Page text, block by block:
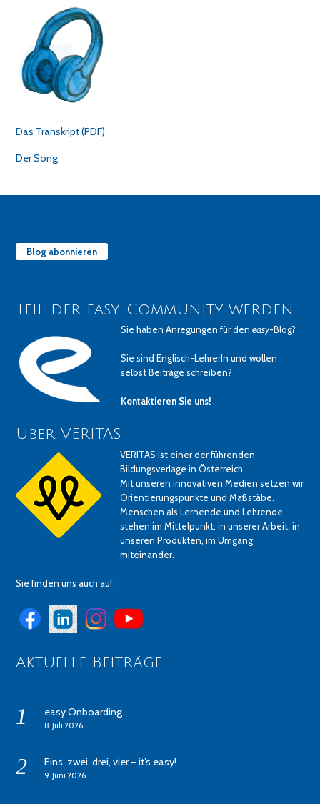
Das Transkript (PDF)
Der Song
Blog abonnieren
Teil der easy-Community werden
Sie haben Anregungen für deneasy-Blog?
Sie sind Englisch-LehrerIn und wollen
selbst Beiträge schreiben?
Kontaktieren Sie uns!
Über VERITAS
VERITAS ist einer der führenden
Bildungsverlage in Österreich.
Mit unseren innovativen Medien setzen wir
Orientierungspunkte und Maßstäbe.
Menschen als Lernende und Lehrende
stehen im Mittelpunkt: in unserer Arbeit, in
unseren Produkten, im Umgang
miteinander.
Sie finden uns auch auf:
Aktuelle Beiträge
easy Onboarding
8. Juli 2026
Eins, zwei, drei, vier – it’s easy!
9. Juni 2026